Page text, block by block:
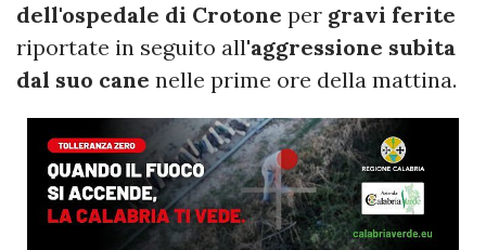
dell'ospedale di Crotone per gravi ferite
riportate in seguito all'aggressione subita
dal suo cane nelle prime ore della mattina.